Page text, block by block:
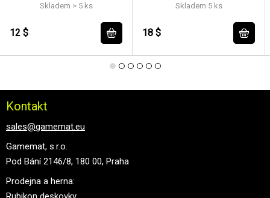
Skladem > 5 ks
12 $
Skladem 5 ks
18 $
Kontakt
sales@gamemat.eu
Gamemat, s.r.o.
Pod Bání 2146/8, 180 00, Praha
Prodejna a herna: